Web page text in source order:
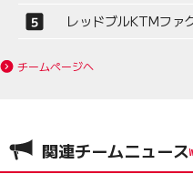
レッドブルKTMファ
チームページへ
関連チームニュース